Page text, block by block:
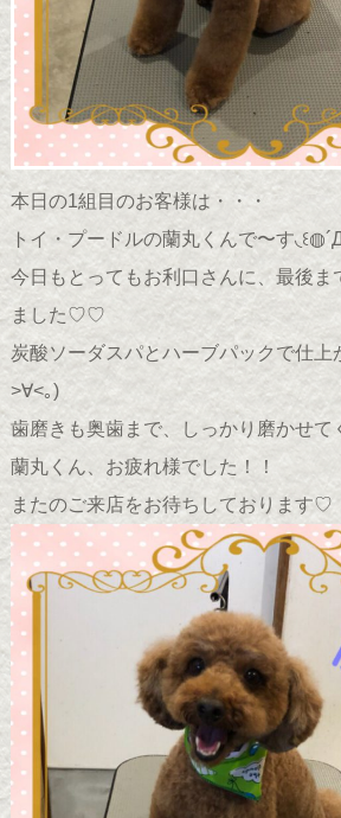
本日の1組目のお客様は・・・
トイ・プードルの蘭丸くんで〜す
今日もとってもお利口さんに、最後ま
ました♡♡
炭酸ソーダスパとハーブパックで仕上
>∀<｡)
歯磨きも奥歯まで、しっかり磨かせ
蘭丸くん、お疲れ様でした！！
またのご来店をお待ちしております♡